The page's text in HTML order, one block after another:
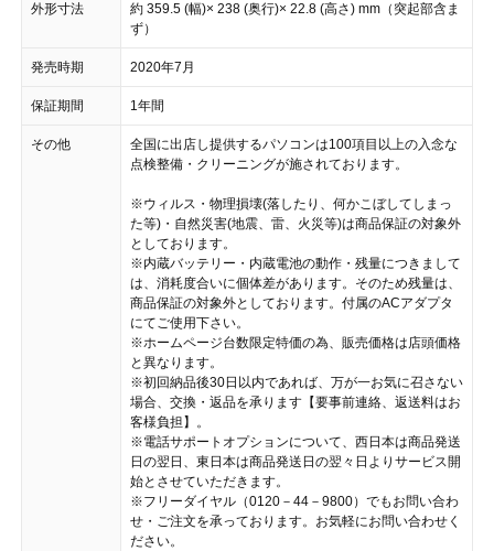
外形寸法
約 359.5 (幅)× 238 (奥行)× 22.8 (高さ) mm（突起部含ま
ず）
発売時期 2020年7月
保証期間 1年間
その他
全国に出店し提供するパソコンは100項目以上の入念な
点検整備・クリーニングが施されております。
※ウィルス・物理損壊(落したり、何かこぼしてしまっ
た等)・自然災害(地震、雷、火災等)は商品保証の対象外
としております。
※内蔵バッテリー・内蔵電池の動作・残量につきまして
は、消耗度合いに個体差があります。そのため残量は、
商品保証の対象外としております。付属のACアダプタ
にてご使用下さい。
※ホームページ台数限定特価の為、販売価格は店頭価格
と異なります。
※初回納品後30日以内であれば、万が一お気に召さない
場合、交換・返品を承ります【要事前連絡、返送料はお
客様負担】。
※電話サポートオプションについて、西日本は商品発送
日の翌日、東日本は商品発送日の翌々日よりサービス開
始とさせていただきます。
※フリーダイヤル（0120－44－9800）でもお問い合わ
せ・ご注文を承っております。お気軽にお問い合わせく
ださい。